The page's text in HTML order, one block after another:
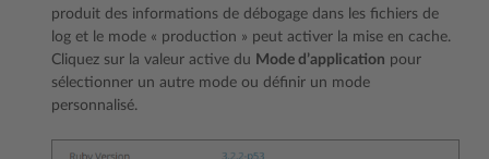
produit des informations de débogage dans les fichiers de
log et le mode « production » peut activer la mise en cache.
Cliquez sur la valeur active du Mode d’application pour
sélectionner un autre mode ou définir un mode
personnalisé.